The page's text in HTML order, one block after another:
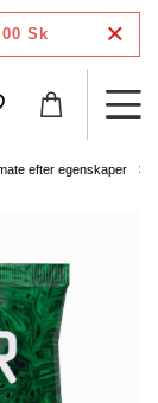
Sk
efter egenskaper